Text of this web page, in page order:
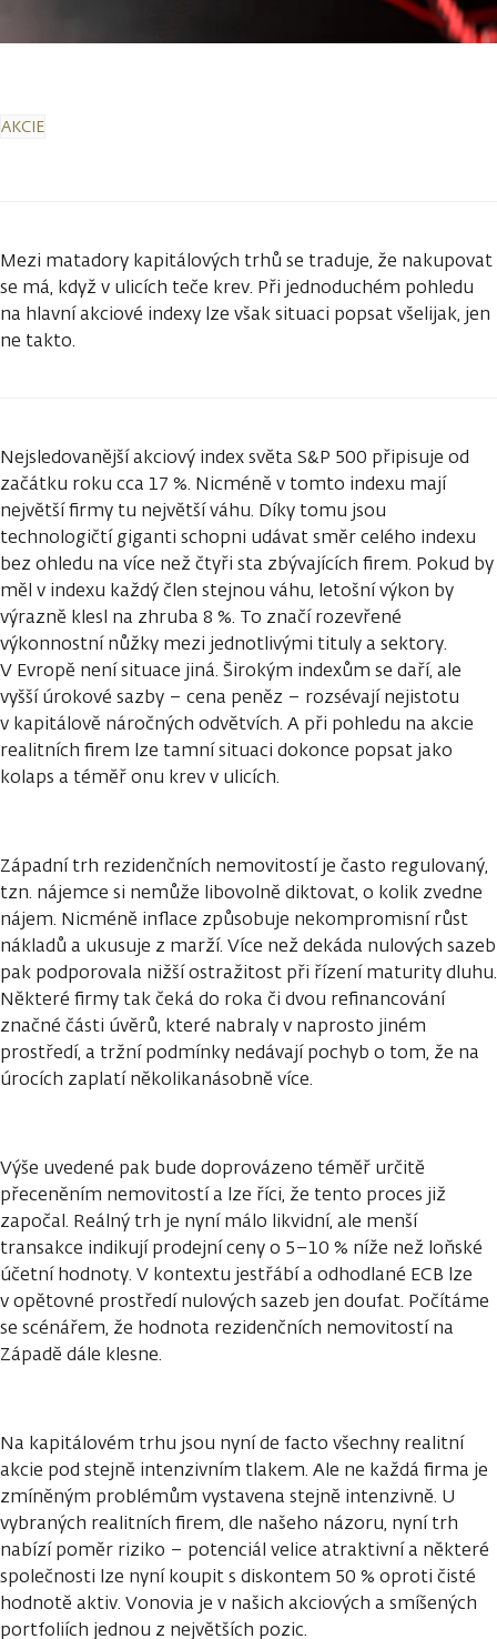
AKCIE
Mezi matadory kapitálových trhů se traduje, že nakupovat
se má, když v ulicích teče krev. Při jednoduchém pohledu
na hlavní akciové indexy lze však situaci popsat všelijak, jen
ne takto.
Nejsledovanější akciový index světa S&P 500 připisuje od
začátku roku cca 17 %. Nicméně v tomto indexu mají
největší firmy tu největší váhu. Díky tomu jsou
technologičtí giganti schopni udávat směr celého indexu
bez ohledu na více než čtyři sta zbývajících firem. Pokud by
měl v indexu každý člen stejnou váhu, letošní výkon by
výrazně klesl na zhruba 8 %. To značí rozevřené
výkonnostní nůžky mezi jednotlivými tituly a sektory.
V Evropě není situace jiná. Širokým indexům se daří, ale
vyšší úrokové sazby – cena peněz – rozsévají nejistotu
v kapitálově náročných odvětvích. A při pohledu na akcie
realitních firem lze tamní situaci dokonce popsat jako
kolaps a téměř onu krev v ulicích.
Západní trh rezidenčních nemovitostí je často regulovaný,
tzn. nájemce si nemůže libovolně diktovat, o kolik zvedne
nájem. Nicméně inflace způsobuje nekompromisní růst
nákladů a ukusuje z marží. Více než dekáda nulových sazeb
pak podporovala nižší ostražitost při řízení maturity dluhu.
Některé firmy tak čeká do roka či dvou refinancování
značné části úvěrů, které nabraly v naprosto jiném
prostředí, a tržní podmínky nedávají pochyb o tom, že na
úrocích zaplatí několikanásobně více.
Výše uvedené pak bude doprovázeno téměř určitě
přeceněním nemovitostí a lze říci, že tento proces již
započal. Reálný trh je nyní málo likvidní, ale menší
transakce indikují prodejní ceny o 5–10 % níže než loňské
účetní hodnoty. V kontextu jestřábí a odhodlané ECB lze
v opětovné prostředí nulových sazeb jen doufat. Počítáme
se scénářem, že hodnota rezidenčních nemovitostí na
Západě dále klesne.
Na kapitálovém trhu jsou nyní de facto všechny realitní
akcie pod stejně intenzivním tlakem. Ale ne každá firma je
zmíněným problémům vystavena stejně intenzivně. U
vybraných realitních firem, dle našeho názoru, nyní trh
nabízí poměr riziko – potenciál velice atraktivní a některé
společnosti lze nyní koupit s diskontem 50 % oproti čisté
hodnotě aktiv. Vonovia je v našich akciových a smíšených
portfoliích jednou z největších pozic.